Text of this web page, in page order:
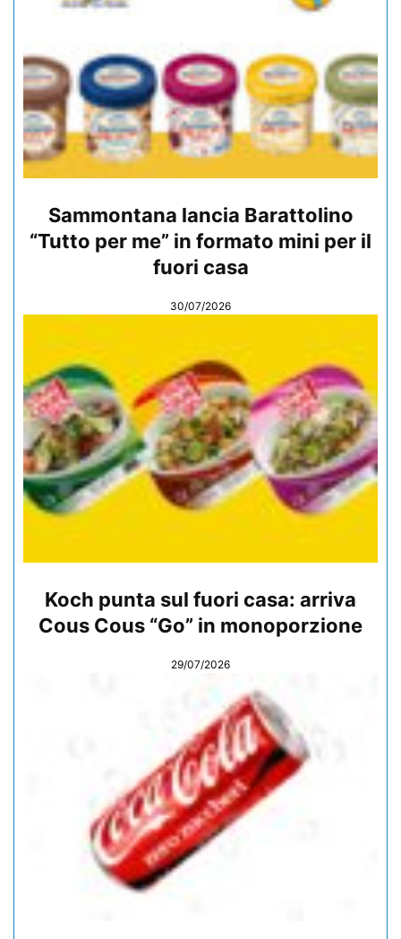
Sammontana lancia Barattolino
“Tutto per me” in formato mini per il
fuori casa
30/07/2026
Koch punta sul fuori casa: arriva
Cous Cous “Go” in monoporzione
29/07/2026